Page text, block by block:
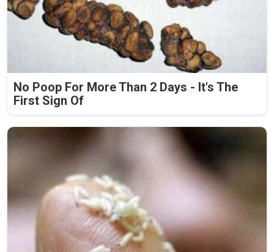
No Poop For More Than 2 Days - It's The
First Sign Of